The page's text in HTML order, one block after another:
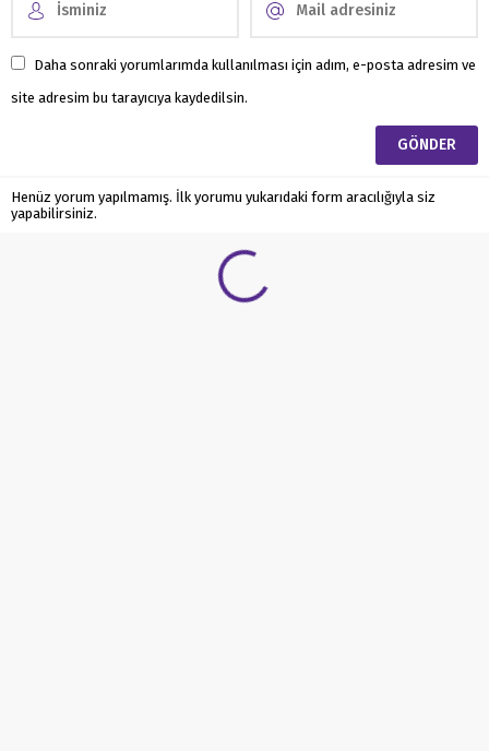
Daha sonraki yorumlarımda kullanılması için adım, e-posta adresim ve
site adresim bu tarayıcıya kaydedilsin.
Henüz yorum yapılmamış. İlk yorumu yukarıdaki form aracılığıyla siz
yapabilirsiniz.